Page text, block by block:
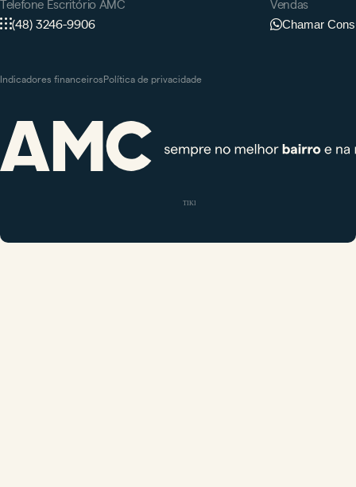
Telefone Escritório AMC
(48) 3246-9906
Vendas
Chamar
Indicadores financeirosPolítica de privacidade